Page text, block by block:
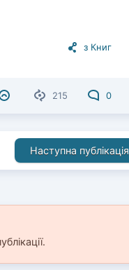
з Книг
215 0
Наступна публікація